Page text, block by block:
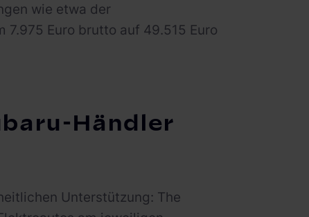
wie etwa der
Euro brutto auf 49.515 Euro
Händler
Unterstützung: The